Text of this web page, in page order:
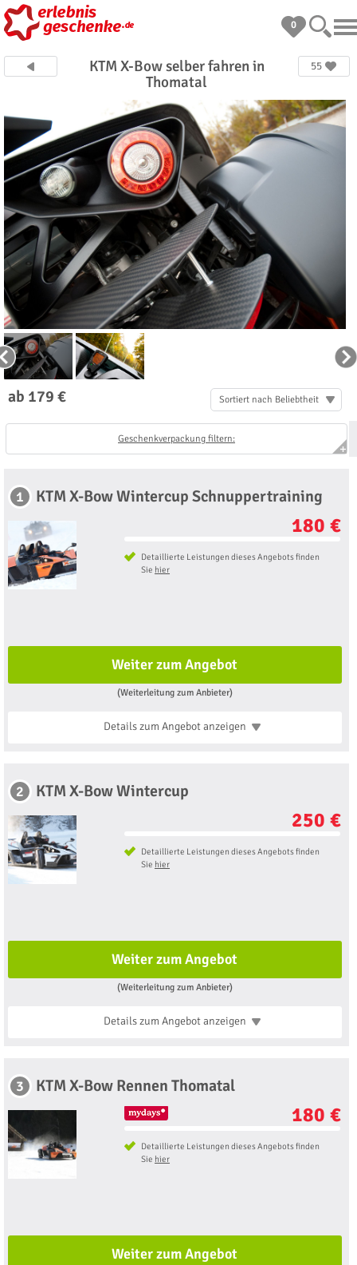
0
KTM X-Bow selber fahren in
Thomatal
55
ab 179 € Sortiert nach Beliebtheit
Geschenkverpackung filtern:
1 KTM X-Bow Wintercup Schnuppertraining
180 €
Detaillierte Leistungen dieses Angebots finden
Sie hier
Weiter zum Angebot
(Weiterleitung zum Anbieter)
Details zum Angebotanzeigen
2 KTM X-Bow Wintercup
250 €
Detaillierte Leistungen dieses Angebots finden
Sie hier
Weiter zum Angebot
(Weiterleitung zum Anbieter)
Details zum Angebotanzeigen
3 KTM X-Bow Rennen Thomatal
180 €
Detaillierte Leistungen dieses Angebots finden
Sie hier
Weiter zum Angebot